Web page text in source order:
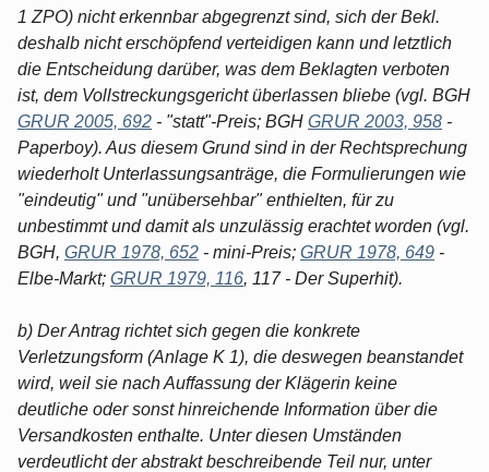
1 ZPO) nicht erkennbar abgegrenzt sind, sich der Bekl.
deshalb nicht erschöpfend verteidigen kann und letztlich
die Entscheidung darüber, was dem Beklagten verboten
ist, dem Vollstreckungsgericht überlassen bliebe (vgl. BGH
GRUR 2005, 692 - "statt"-Preis; BGH GRUR 2003, 958 -
Paperboy). Aus diesem Grund sind in der Rechtsprechung
wiederholt Unterlassungsanträge, die Formulierungen wie
"eindeutig" und "unübersehbar" enthielten, für zu
unbestimmt und damit als unzulässig erachtet worden (vgl.
BGH, GRUR 1978, 652 - mini-Preis; GRUR 1978, 649 -
Elbe-Markt; GRUR 1979, 116, 117 - Der Superhit).
b) Der Antrag richtet sich gegen die konkrete
Verletzungsform (Anlage K 1), die deswegen beanstandet
wird, weil sie nach Auffassung der Klägerin keine
deutliche oder sonst hinreichende Information über die
Versandkosten enthalte. Unter diesen Umständen
verdeutlicht der abstrakt beschreibende Teil nur, unter